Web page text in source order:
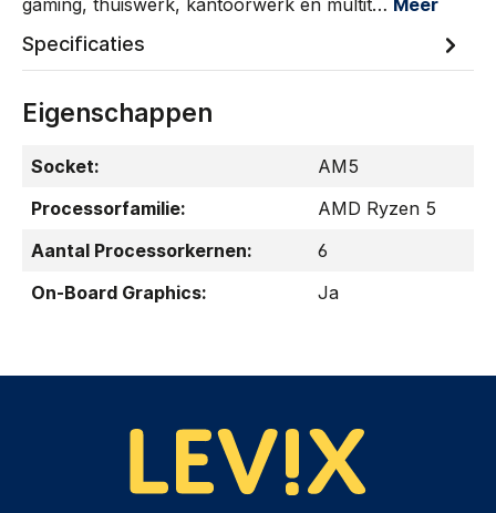
gaming, thuiswerk, kantoorwerk en multit… Meer
Specificaties
Eigenschappen
Socket:
AM5
Processorfamilie:
AMD Ryzen 5
Aantal Processorkernen:
6
On-Board Graphics:
Ja